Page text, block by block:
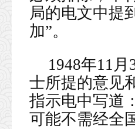
局的电文中提
加”。
1948年11
士所提的意见
指示电中写道
可能不需经全